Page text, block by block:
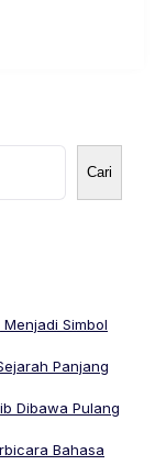
Cari
Simbol
Panjang
Dibawa Pulang
Bahasa